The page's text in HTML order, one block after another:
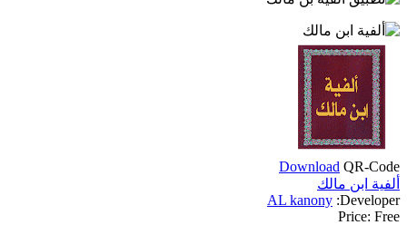
Download QR-Code
ألفية ابن مالك
Developer:
AL kanony
Price: Free